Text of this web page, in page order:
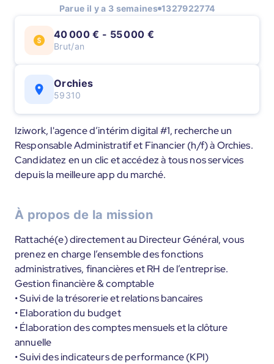
Parue il y a 3 semaines 1327922774
40 000 € - 55 000 €
Brut/an
Orchies
59310
Iziwork, l'agence d’intérim digital #1, recherche un
Responsable Administratif et Financier (h/f) à Orchies.
Candidatez en un clic et accédez à tous nos services
depuis la meilleure app du marché.
À propos de la mission
Rattaché(e) directement au Directeur Général, vous
prenez en charge l’ensemble des fonctions
administratives, financières et RH de l’entreprise.
Gestion financière & comptable
• Suivi de la trésorerie et relations bancaires
• Elaboration du budget
• Élaboration des comptes mensuels et la clôture
annuelle
• Suivi des indicateurs de performance (KPI)